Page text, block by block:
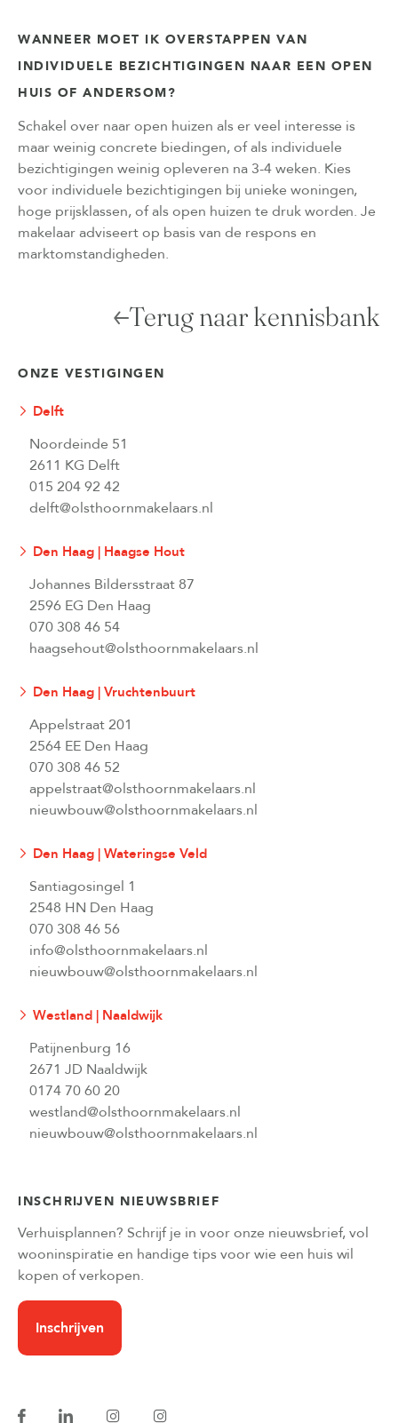
WANNEER MOET IK OVERSTAPPEN VAN
INDIVIDUELE BEZICHTIGINGEN NAAR EEN OPEN
HUIS OF ANDERSOM?
Schakel over naar open huizen als er veel interesse is
maar weinig concrete biedingen, of als individuele
bezichtigingen weinig opleveren na 3-4 weken. Kies
voor individuele bezichtigingen bij unieke woningen,
hoge prijsklassen, of als open huizen te druk worden. Je
makelaar adviseert op basis van de respons en
marktomstandigheden.
Terug naar kennisbank
ONZE VESTIGINGEN
Delft
Noordeinde 51
2611 KG Delft
015 204 92 42
delft@olsthoornmakelaars.nl
Den Haag | Haagse Hout
Johannes Bildersstraat 87
2596 EG Den Haag
070 308 46 54
haagsehout@olsthoornmakelaars.nl
Den Haag | Vruchtenbuurt
Appelstraat 201
2564 EE Den Haag
070 308 46 52
appelstraat@olsthoornmakelaars.nl
nieuwbouw@olsthoornmakelaars.nl
Den Haag | Wateringse Veld
Santiagosingel 1
2548 HN Den Haag
070 308 46 56
info@olsthoornmakelaars.nl
nieuwbouw@olsthoornmakelaars.nl
Westland | Naaldwijk
Patijnenburg 16
2671 JD Naaldwijk
0174 70 60 20
westland@olsthoornmakelaars.nl
nieuwbouw@olsthoornmakelaars.nl
INSCHRIJVEN NIEUWSBRIEF
Verhuisplannen? Schrijf je in voor onze nieuwsbrief, vol
wooninspiratie en handige tips voor wie een huis wil
kopen of verkopen.
Inschrijven